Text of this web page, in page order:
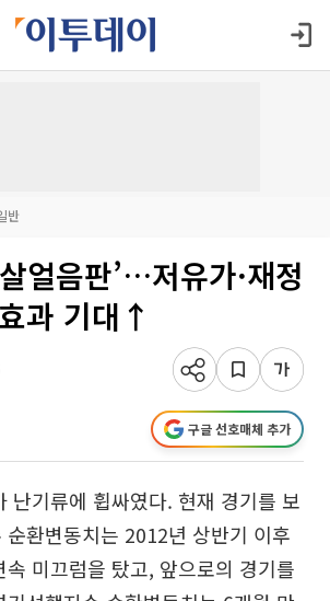
반
얼음판’…저유가·재정
과 기대↑
구글 선호매체 추가
난기류에 휩싸였다. 현재 경기를 보
순환변동치는 2012년 상반기 이후
속 미끄럼을 탔고, 앞으로의 경기를